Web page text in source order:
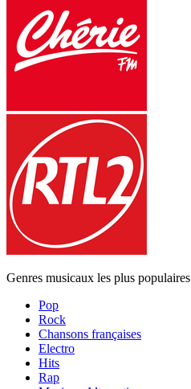
Genres musicaux les plus populaires
Pop
Rock
Chansons françaises
Electro
Hits
Rap